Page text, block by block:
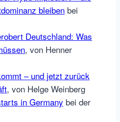
bleiben bei
Deutschland: Was
, von Henner
– und jetzt zurück
, von Helge Weinberg
in Germany bei der